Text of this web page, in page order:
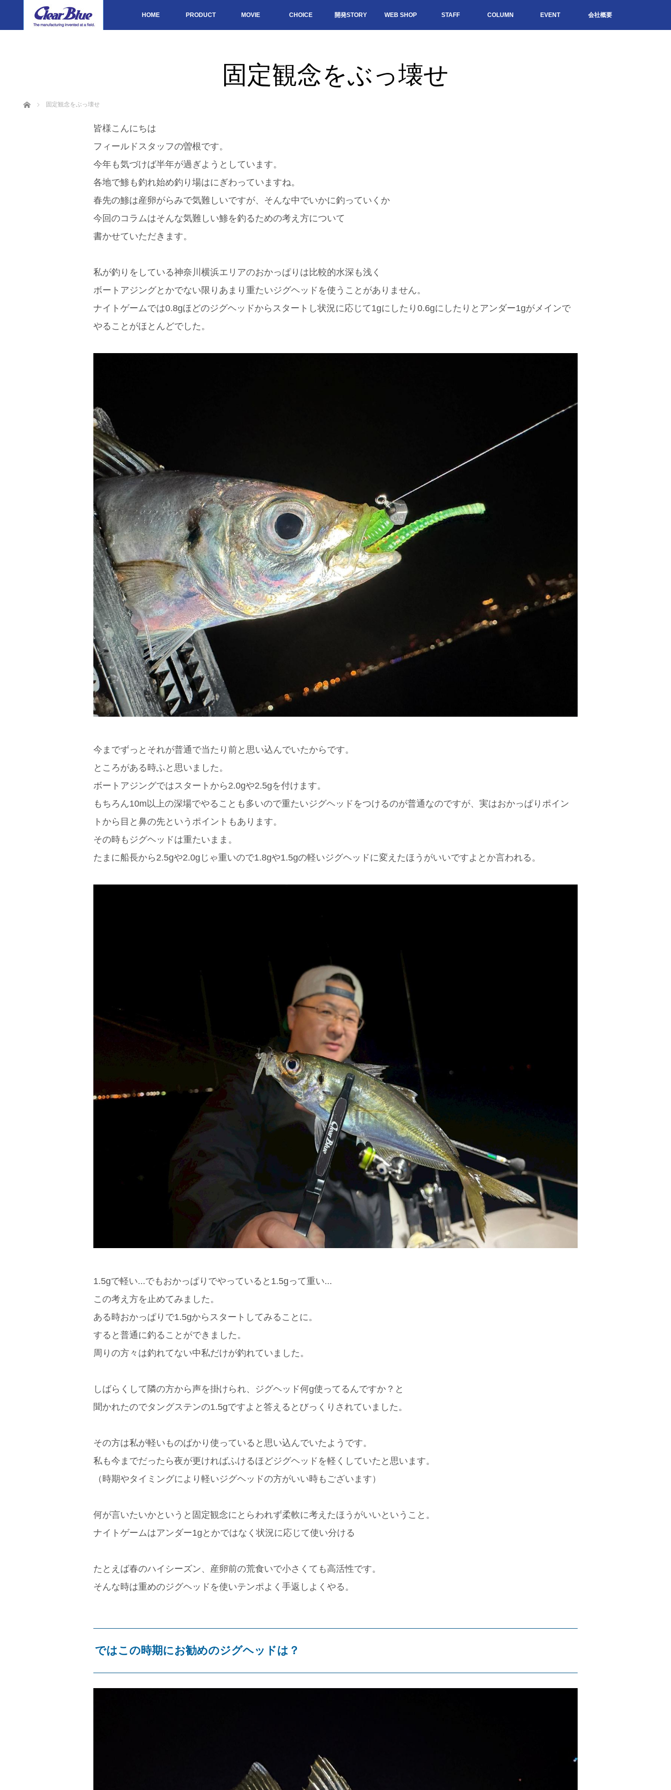
HOME PRODUCT MOVIE CHOICE 開発STORY WEB SHOP STAFF COLUMN EVENT 会社概要
固定観念をぶっ壊せ
ホーム 固定観念をぶっ壊せ
皆様こんにちは
フィールドスタッフの曽根です。
今年も気づけば半年が過ぎようとしています。
各地で鯵も釣れ始め釣り場はにぎわっていますね。
春先の鯵は産卵がらみで気難しいですが、そんな中でいかに釣っていくか
今回のコラムはそんな気難しい鯵を釣るための考え方について
書かせていただきます。
私が釣りをしている神奈川横浜エリアのおかっぱりは比較的水深も浅く
ボートアジングとかでない限りあまり重たいジグヘッドを使うことがありません。
ナイトゲームでは0.8gほどのジグヘッドからスタートし状況に応じて1gにしたり0.6gにしたりとアンダー1gがメインで
やることがほとんどでした。
今までずっとそれが普通で当たり前と思い込んでいたからです。
ところがある時ふと思いました。
ボートアジングではスタートから2.0gや2.5gを付けます。
もちろん10m以上の深場でやることも多いので重たいジグヘッドをつけるのが普通なのですが、実はおかっぱりポイン
トから目と鼻の先というポイントもあります。
その時もジグヘッドは重たいまま。
たまに船長から2.5gや2.0gじゃ重いので1.8gや1.5gの軽いジグヘッドに変えたほうがいいですよとか言われる。
1.5gで軽い...でもおかっぱりでやっていると1.5gって重い...
この考え方を止めてみました。
ある時おかっぱりで1.5gからスタートしてみることに。
すると普通に釣ることができました。
周りの方々は釣れてない中私だけが釣れていました。
しばらくして隣の方から声を掛けられ、ジグヘッド何g使ってるんですか？と
聞かれたのでタングステンの1.5gですよと答えるとびっくりされていました。
その方は私が軽いものばかり使っていると思い込んでいたようです。
私も今までだったら夜が更ければふけるほどジグヘッドを軽くしていたと思います。
（時期やタイミングにより軽いジグヘッドの方がいい時もございます）
何が言いたいかというと固定観念にとらわれず柔軟に考えたほうがいいということ。
ナイトゲームはアンダー1gとかではなく状況に応じて使い分ける
たとえば春のハイシーズン、産卵前の荒食いで小さくても高活性です。
そんな時は重めのジグヘッドを使いテンポよく手返しよくやる。
ではこの時期にお勧めのジグヘッドは？